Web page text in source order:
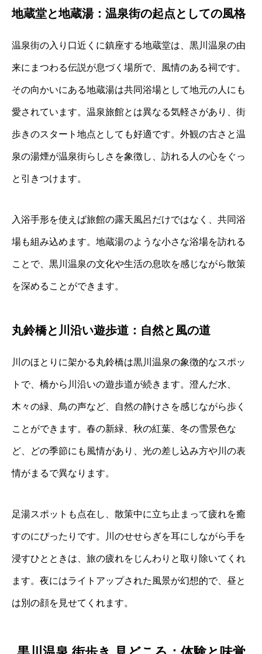
地蔵堂と地蔵湯：温泉街の起点としての風格
温泉街の入り口近くに鎮座する地蔵堂は、黒川温泉の由
来にまつわる伝説が息づく場所で、風情のある祠です。
その向かいにある地蔵湯は共同浴場として地元の人にも
愛されています。温泉旅館とは異なる気軽さがあり、街
歩きのスタート地点としても好適です。外観の古さと温
泉の湯煙が温泉街らしさを象徴し、訪れる人の心をぐっ
と引きつけます。
入浴手形を使えば旅館の露天風呂だけではなく、共同浴
場も組み込めます。地蔵湯のような小さな浴場を訪れる
ことで、黒川温泉の文化や生活の息吹を感じながら散策
を深めることができます。
丸鈴橋と川沿い遊歩道：自然と風の道
川のほとりに架かる丸鈴橋は黒川温泉の象徴的なスポッ
トで、橋から川沿いの遊歩道が続きます。澄んだ水、
木々の緑、鳥の声など、自然の静けさを感じながら歩く
ことができます。春の新緑、秋の紅葉、冬の雪景色な
ど、どの季節にも風情があり、光の差し込み方や川の表
情がまるで異なります。
足湯スポットも点在し、散策中に立ち止まって疲れを癒
すのにぴったりです。川のせせらぎを耳にしながら手を
浸すひとときは、旅の疲れをじんわりと取り除いてくれ
ます。夜にはライトアップされた風景が幻想的で、昼と
は別の顔を見せてくれます。